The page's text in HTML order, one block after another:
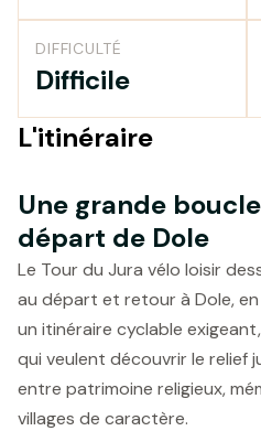
DIFFICULTÉ
Difficile
L'itinéraire
Une grande
départ de Dole
Le Tour du Jura vélo loisir
au départ et retour à Dole,
un itinéraire cyclable
qui veulent découvrir le relief
entre patrimoine religieux,
villages de caractère.